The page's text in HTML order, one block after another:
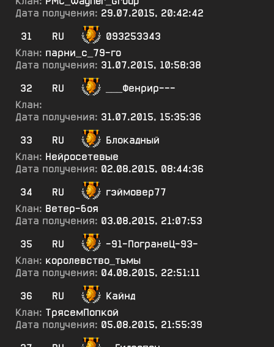
Дата получения: 29.07.2015, 20:42:42
31
RU
093253343
Клан: парни_с_79-го
Дата получения: 31.07.2015, 10:58:38
32
RU
___Фенрир---
Клан:
Дата получения: 31.07.2015, 15:35:36
33
RU
Блокадный
Клан: Нейросетевые
Дата получения: 02.08.2015, 08:44:36
34
RU
гэймовер77
Клан: Ветер-боя
Дата получения: 03.08.2015, 21:07:53
35
RU
-91-ПогранеЦ-93-
Клан: королевство_тьмы
Дата получения: 04.08.2015, 22:51:11
36
RU
Кайнд
Клан: ТрясемПопкой
Дата получения: 05.08.2015, 21:55:39